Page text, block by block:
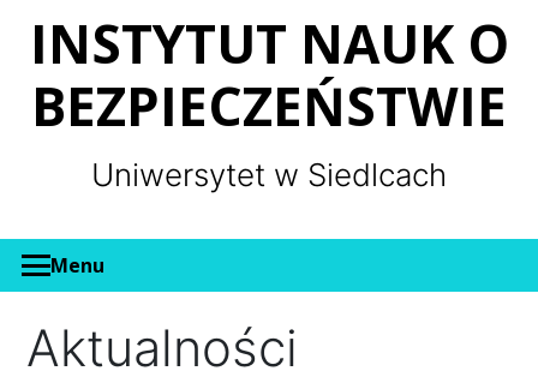
INSTYTUT NAUK O
BEZPIECZEŃSTWIE
Uniwersytet w Siedlcach
Menu
Aktualności